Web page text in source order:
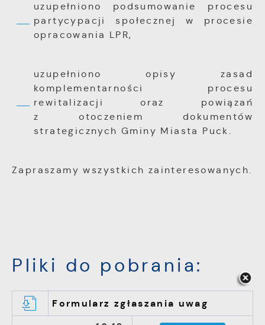
uzupełniono podsumowanie procesu
partycypacji społecznej w procesie
opracowania LPR,
uzupełniono opisy zasad
komplementarności procesu
rewitalizacji oraz powiązań
z otoczeniem dokumentów
strategicznych Gminy Miasta Puck.
Zapraszamy wszystkich zainteresowanych.
Pliki do pobrania:
Formularz zgłaszania uwag